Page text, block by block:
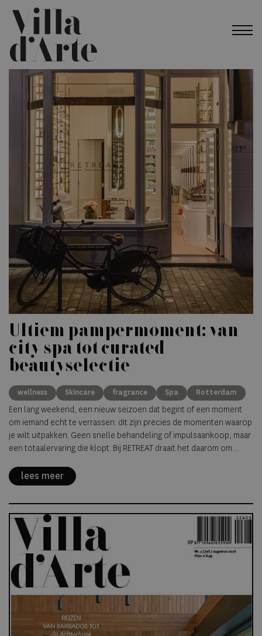
Ultiem pampermoment: van
city spa tot curated
beautyselectie
wellness Skincare fragrance Spa Rotterdam
Een lang weekend, een nieuw seizoen dat begint of een moment
om iemand echt te verrassen: dit zijn precies de momenten waarop
je wilt uitpakken. Geen snelle behandeling of impulsaankoop, maar
een totaalervaring die klopt. Bij RETREAT draait het daarom om
wat je zoekt voor een pamperweekend met Pasen, een gerichte
lenteprep of een met zorg gekozen (Moederdag)cadeau.
lees meer